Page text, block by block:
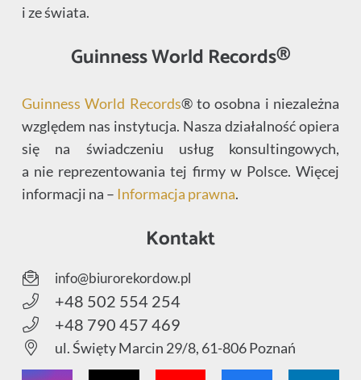
i ze świata.
Guinness World Records®
Guinness World Records® to osobna i niezależna
względem nas instytucja. Nasza działalność opiera
się na świadczeniu usług konsultingowych,
a nie reprezentowania tej firmy w Polsce. Więcej
informacji na – Informacja prawna.
Kontakt
info@biurorekordow.pl
+48 502 554 254
+48 790 457 469
ul. Święty Marcin 29/8, 61-806 Poznań